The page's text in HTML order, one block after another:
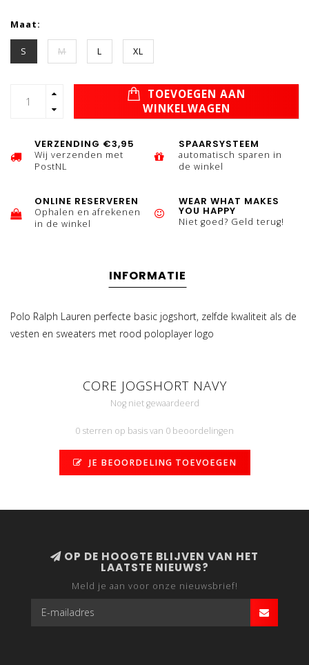
Maat:
S M L XL
TOEVOEGEN AAN
WINKELWAGEN
VERZENDING €3,95
Wij verzenden met
PostNL
SPAARSYSTEEM
automatisch sparen in
de winkel
ONLINE RESERVEREN
Ophalen en afrekenen
in de winkel
WEAR WHAT MAKES
YOU HAPPY
Niet goed? Geld terug!
INFORMATIE
Polo Ralph Lauren perfecte basic jogshort, zelfde kwaliteit als de
vesten en sweaters met rood poloplayer logo
CORE JOGSHORT NAVY
Nog niet gewaardeerd
0 sterren op basis van 0 beoordelingen
JE BEOORDELING TOEVOEGEN
OP DE HOOGTE BLIJVEN VAN HET
LAATSTE NIEUWS?
Meld je aan voor onze nieuwsbrief!